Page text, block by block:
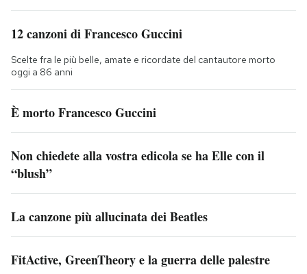
12 canzoni di Francesco Guccini
Scelte fra le più belle, amate e ricordate del cantautore morto
oggi a 86 anni
È morto Francesco Guccini
Non chiedete alla vostra edicola se ha Elle con il
“blush”
La canzone più allucinata dei Beatles
FitActive, GreenTheory e la guerra delle palestre